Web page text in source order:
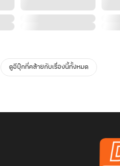
ดูอีบุ๊กที่คล้ายกับเรื่องนี้ทั้งหมด